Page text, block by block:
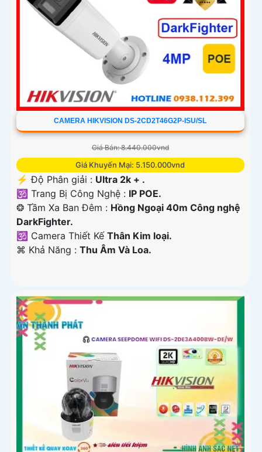
CAMERA HIKVISION DS-2CD2T46G2P-ISU/SL
Giá Bán: 8.440.000vnd
Giá Khuyến Mại: 5.150.000vnd
️⚡ Độ Phân giải : Ultra 2k + .
🕉️ Trang Bị Công Nghệ : IP POE.
❂ Tầm Xa Ban Đêm : Hồng Ngoại 40m Công nghệ
DarkFighter.
🕉️ Camera Thiết Kế Thân Kim loại.
️⌘ Khả Năng : Thu Âm Và Loa.